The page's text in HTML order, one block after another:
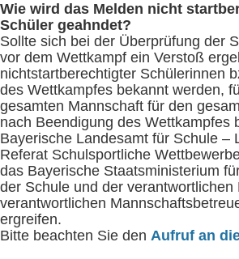
Wie wird das Melden nicht
Schüler geahndet?
Sollte sich bei der Überprüfung der
vor dem Wettkampf ein Verstoß
nichtstartberechtigter Schülerinnen
des Wettkampfes bekannt werden,
gesamten Mannschaft für den
nach Beendigung des Wettkampfes
Bayerische Landesamt für Schule –
Referat Schulsportliche
das Bayerische Staatsministerium
der Schule und der
verantwortlichen
ergreifen.
Bitte beachten Sie den Aufruf an